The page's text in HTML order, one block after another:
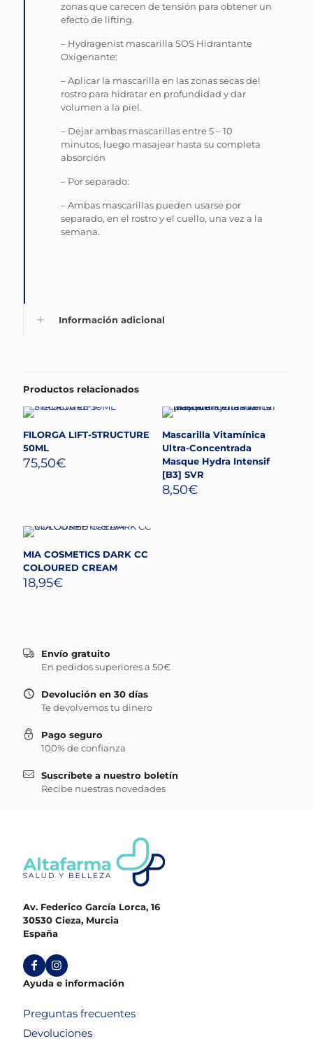
zonas que carecen de tensión para obtener un
efecto de lifting.
– Hydragenist mascarilla SOS Hidrantante
Oxigenante:
– Aplicar la mascarilla en las zonas secas del
rostro para hidratar en profundidad y dar
volumen a la piel.
– Dejar ambas mascarillas entre 5 – 10
minutos, luego masajear hasta su completa
absorción
– Por separado:
– Ambas mascarillas pueden usarse por
separado, en el rostro y el cuello, una vez a la
semana.
Información adicional
Productos relacionados
FILORGA LIFT-STRUCTURE
50ML
75,50€
Mascarilla Vitamínica
Ultra-Concentrada
Masque Hydra Intensif
[B3] SVR
8,50€
MIA COSMETICS DARK CC
COLOURED CREAM
18,95€
Envío gratuito
En pedidos superiores a 50€
Devolución en 30 días
Te devolvemos tu dinero
Pago seguro
100% de confianza
Suscríbete a nuestro boletín
Recibe nuestras novedades
Av. Federico García Lorca, 16
30530 Cieza, Murcia
España
Ayuda e información
Preguntas frecuentes
Devoluciones